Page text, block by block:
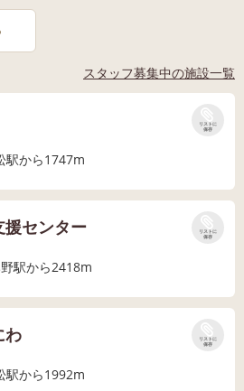
スタッフ募集中の施設一覧
リストに
保存
駅から1747m
リストに
保存
センター
駅から2418m
リストに
保存
わ
駅から1992m